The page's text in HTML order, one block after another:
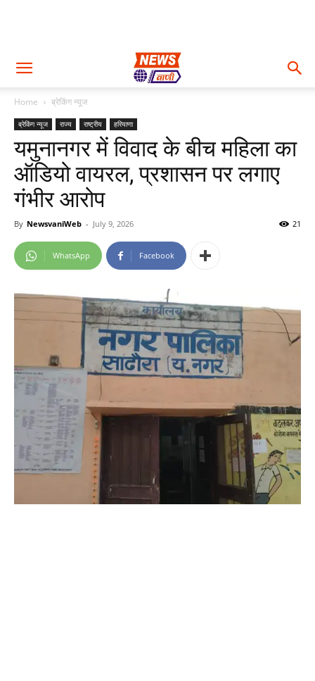
Home ब्रेकिंग न्यूज
ब्रेकिंग न्यूज राज्य राष्ट्रीय हरियाणा
यमुनानगर में विवाद के बीच महिला का
ऑडियो वायरल, प्रशासन पर लगाए
गंभीर आरोप
By NewsvaniWeb - July 9, 2026 21
WhatsApp Facebook